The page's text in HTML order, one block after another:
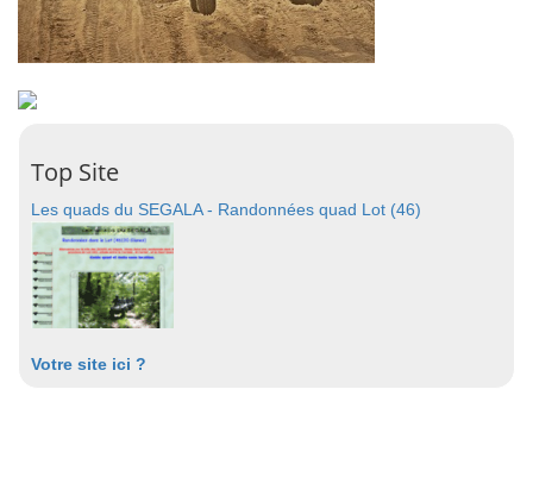
Top Site
Les quads du SEGALA - Randonnées quad Lot (46)
Votre site ici ?